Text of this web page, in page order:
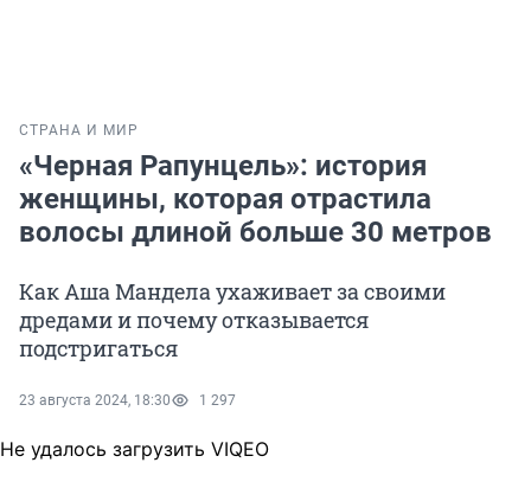
СТРАНА И МИР
«Черная Рапунцель»: история
женщины, которая отрастила
волосы длиной больше 30 метров
Как Аша Мандела ухаживает за своими
дредами и почему отказывается
подстригаться
23 августа 2024, 18:30 1 297
Не удалось загрузить VIQEO